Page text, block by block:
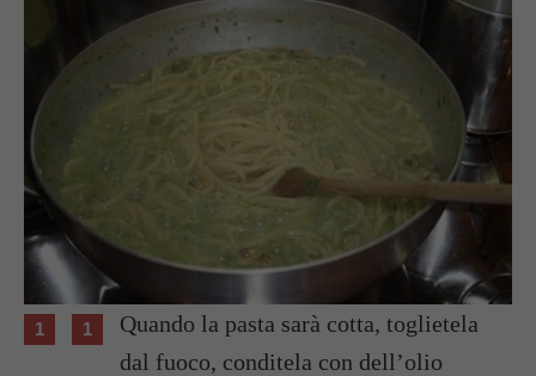
Quando la pasta sarà cotta, toglietela
dal fuoco, conditela con dell’olio